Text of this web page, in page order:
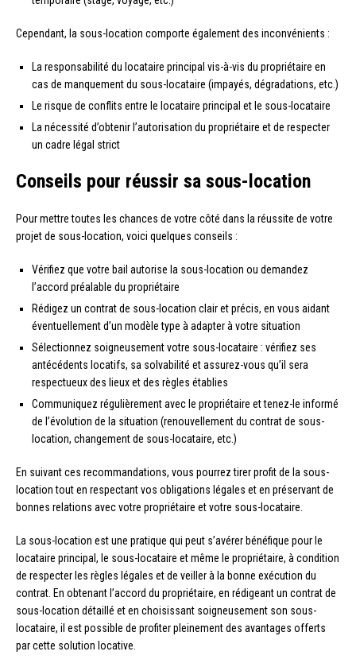
Cependant, la sous-location comporte également des inconvénients :
La responsabilité du locataire principal vis-à-vis du propriétaire en
cas de manquement du sous-locataire (impayés, dégradations, etc.)
Le risque de conflits entre le locataire principal et le sous-locataire
La nécessité d’obtenir l’autorisation du propriétaire et de respecter
un cadre légal strict
Conseils pour réussir sa sous-location
Pour mettre toutes les chances de votre côté dans la réussite de votre
projet de sous-location, voici quelques conseils :
Vérifiez que votre bail autorise la sous-location ou demandez
l’accord préalable du propriétaire
Rédigez un contrat de sous-location clair et précis, en vous aidant
éventuellement d’un modèle type à adapter à votre situation
Sélectionnez soigneusement votre sous-locataire : vérifiez ses
antécédents locatifs, sa solvabilité et assurez-vous qu’il sera
respectueux des lieux et des règles établies
Communiquez régulièrement avec le propriétaire et tenez-le informé
de l’évolution de la situation (renouvellement du contrat de sous-
location, changement de sous-locataire, etc.)
En suivant ces recommandations, vous pourrez tirer profit de la sous-
location tout en respectant vos obligations légales et en préservant de
bonnes relations avec votre propriétaire et votre sous-locataire.
La sous-location est une pratique qui peut s’avérer bénéfique pour le
locataire principal, le sous-locataire et même le propriétaire, à condition
de respecter les règles légales et de veiller à la bonne exécution du
contrat. En obtenant l’accord du propriétaire, en rédigeant un contrat de
sous-location détaillé et en choisissant soigneusement son sous-
locataire, il est possible de profiter pleinement des avantages offerts
par cette solution locative.